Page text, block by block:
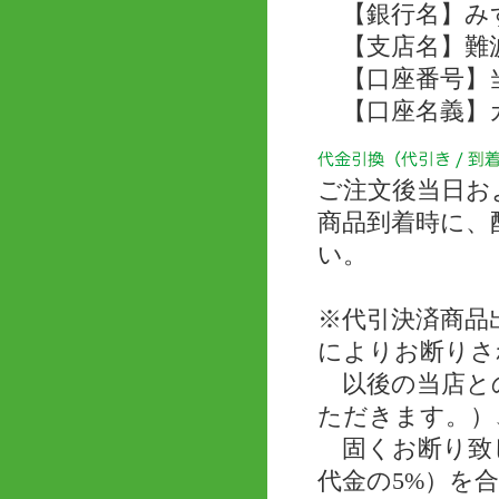
【銀行名】み
【支店名】難
【口座番号】
【口座名義】
ご注文後当日
商品到着時に
い。
※代引決済商品
によりお断り
以後の当店と
ただきます。
固くお断り致
代金の5%）を